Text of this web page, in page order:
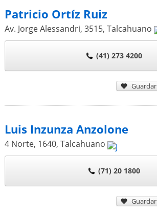
Patricio Ortíz Ruiz
Av. Jorge Alessandri, 3515, Talcahuano
(41) 273 4200
Guardar
Luis Inzunza Anzolone
4 Norte, 1640, Talcahuano
(71) 20 1800
Guardar